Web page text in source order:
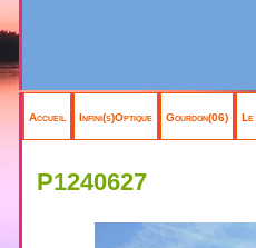
Accueil Infini(s)Optique Gourdon(06) Le
P1240627